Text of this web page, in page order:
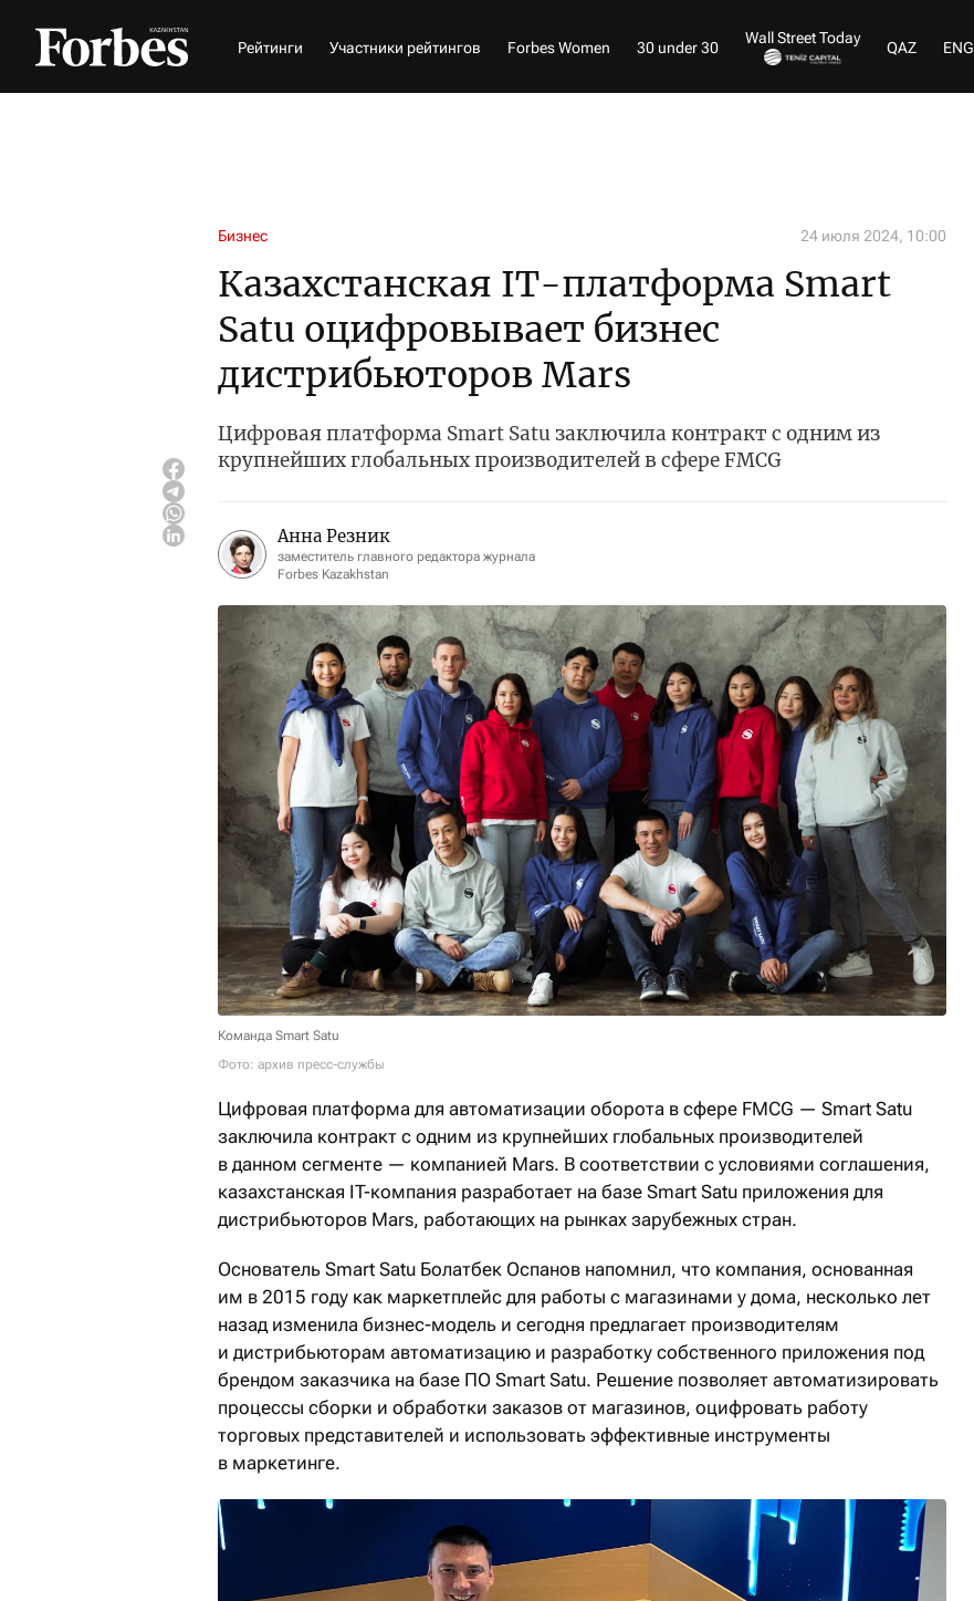
Рейтинги Участники рейтингов Forbes Women 30 under 30
Wall Street Today
QAZ ENG
Бизнес 24 июля 2024, 10:00
Казахстанская IT-платформа Smart
Satu оцифровывает бизнес
дистрибьюторов Mars
Цифровая платформа Smart Satu заключила контракт с одним из
крупнейших глобальных производителей в сфере FMCG
Анна Резник
заместитель главного редактора журнала
Forbes Kazakhstan
Команда Smart Satu
Фото: архив пресс-службы
Цифровая платформа для автоматизации оборота в сфере FMCG — Smart Satu
заключила контракт с одним из крупнейших глобальных производителей
в данном сегменте — компанией Mars. В соответствии с условиями соглашения,
казахстанская IT-компания разработает на базе Smart Satu приложения для
дистрибьюторов Mars, работающих на рынках зарубежных стран.
Основатель Smart Satu Болатбек Оспанов напомнил, что компания, основанная
им в 2015 году как маркетплейс для работы с магазинами у дома, несколько лет
назад изменила бизнес-модель и сегодня предлагает производителям
и дистрибьюторам автоматизацию и разработку собственного приложения под
брендом заказчика на базе ПО Smart Satu. Решение позволяет автоматизировать
процессы сборки и обработки заказов от магазинов, оцифровать работу
торговых представителей и использовать эффективные инструменты
в маркетинге.